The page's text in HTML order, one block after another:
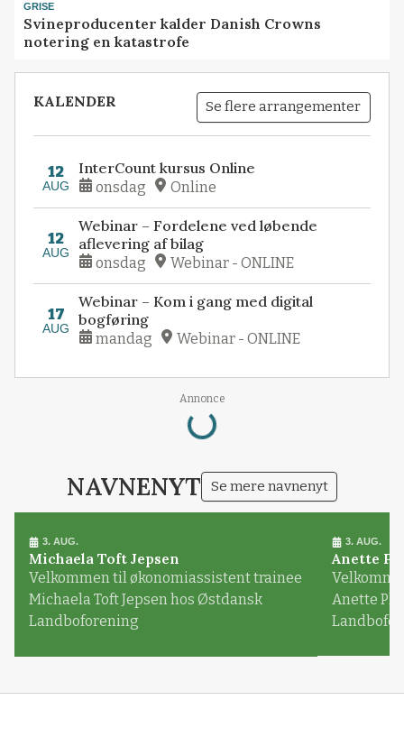
GRISE
Svineproducenter kalder Danish Crowns
notering en katastrofe
KALENDER Se flere arrangementer
12
AUG
InterCount kursus Online
onsdag Online
12
AUG
Webinar – Fordelene ved løbende
aflevering af bilag
onsdag Webinar - ONLINE
17
AUG
Webinar – Kom i gang med digital
bogføring
mandag Webinar - ONLINE
Annonce
Loading...
NAVNENYT Se mere navnenyt
3. AUG.
Michaela Toft Jepsen
Velkommen til økonomiassistent trainee
Michaela Toft Jepsen hos Østdansk
Landboforening
3. AUG.
Anette
Anette